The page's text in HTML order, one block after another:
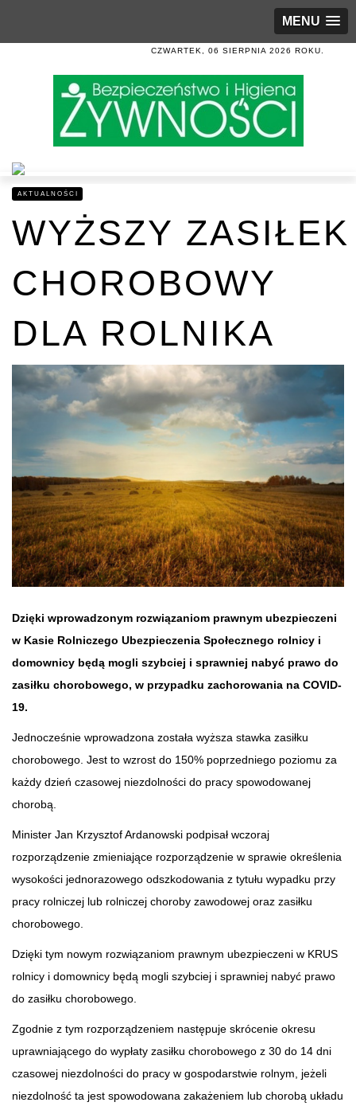
MENU
CZWARTEK, 06 SIERPNIA 2026 ROKU.
AKTUALNOŚCI
WYŻSZY ZASIŁEK
CHOROBOWY
DLA ROLNIKA
Dzięki wprowadzonym rozwiązaniom prawnym ubezpieczeni
w Kasie Rolniczego Ubezpieczenia Społecznego rolnicy i
domownicy będą mogli szybciej i sprawniej nabyć prawo do
zasiłku chorobowego, w przypadku zachorowania na COVID-
19.
Jednocześnie wprowadzona została wyższa stawka zasiłku
chorobowego. Jest to wzrost do 150% poprzedniego poziomu za
każdy dzień czasowej niezdolności do pracy spowodowanej
chorobą.
Minister Jan Krzysztof Ardanowski podpisał wczoraj
rozporządzenie zmieniające rozporządzenie w sprawie określenia
wysokości jednorazowego odszkodowania z tytułu wypadku przy
pracy rolniczej lub rolniczej choroby zawodowej oraz zasiłku
chorobowego.
Dzięki tym nowym rozwiązaniom prawnym ubezpieczeni w KRUS
rolnicy i domownicy będą mogli szybciej i sprawniej nabyć prawo
do zasiłku chorobowego.
Zgodnie z tym rozporządzeniem następuje skrócenie okresu
uprawniającego do wypłaty zasiłku chorobowego z 30 do 14 dni
czasowej niezdolności do pracy w gospodarstwie rolnym, jeżeli
niezdolność ta jest spowodowana zakażeniem lub chorobą układu